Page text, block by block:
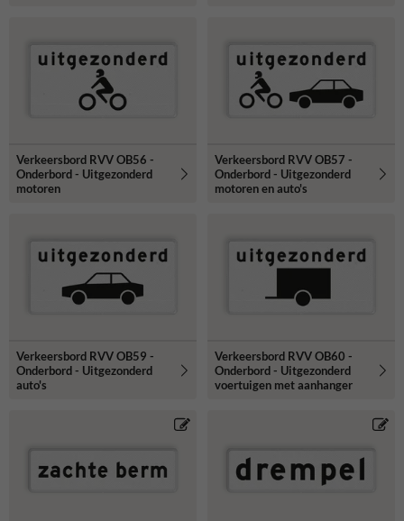
Verkeersbord RVV OB56 -
Onderbord - Uitgezonderd
motoren
Verkeersbord RVV OB57 -
Onderbord - Uitgezonderd
motoren en auto's
Verkeersbord RVV OB59 -
Onderbord - Uitgezonderd
auto's
Verkeersbord RVV OB60 -
Onderbord - Uitgezonderd
voertuigen met aanhanger